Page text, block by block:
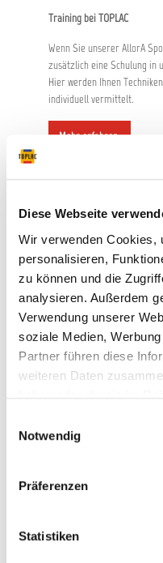
Diese Webseite
Wir verwenden Cookies,
personalisieren,
zu können und die
analysieren. Außerdem
Verwendung unserer
soziale Medien,
Partner führen diese
weiteren Daten
Notwendig
Präferenzen
Statistiken
Training bei TOPLAC
Wenn Sie unserer AllorA
zusätzlich eine Schulung in
Hier werden Ihnen
individuell vermittelt.
Mehr erfahren
Spot-Repair Produkte online
In unserem eShop finden
die Sie für eine
benötigen, stehen wir
Verfügung.